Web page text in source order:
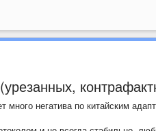
много негатива по китайским